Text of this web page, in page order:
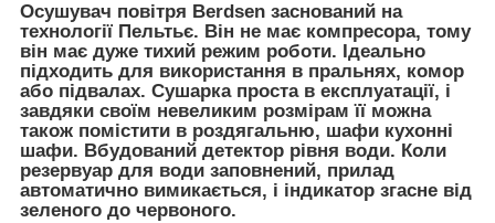
Осушувач повітря Berdsen заснований на
технології Пельтьє. Він не має компресора, тому
він має дуже тихий режим роботи. Ідеально
підходить для використання в пральнях, комор
або підвалах. Сушарка проста в експлуатації, і
завдяки своїм невеликим розмірам її можна
також помістити в роздягальню, шафи кухонні
шафи. Вбудований детектор рівня води. Коли
резервуар для води заповнений, прилад
автоматично вимикається, і індикатор згасне від
зеленого до червоного.